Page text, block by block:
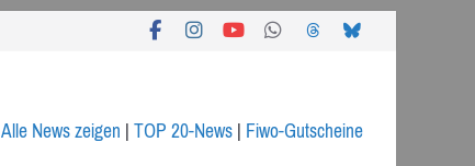
Alle News zeigen|TOP 20-News|Fiwo-Gutscheine